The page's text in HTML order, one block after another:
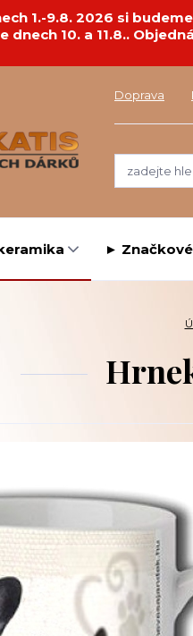
1.-9.8. 2026 si
dnech 10. a 11.8..
Doprava
►